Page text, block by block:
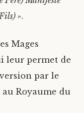
».
Mages
leur permet de
par le
Royaume du